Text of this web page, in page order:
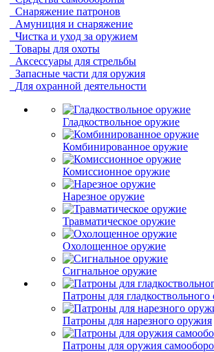
Снаряжение патронов
Амуниция и снаряжение
Чистка и уход за оружием
Товары для охоты
Аксессуары для стрельбы
Запасные части для оружия
Для охранной деятельности
Гладкоствольное оружие
Комбинированное оружие
Комиссионное оружие
Нарезное оружие
Травматическое оружие
Охолощенное оружие
Сигнальное оружие
Патроны для
Патроны для нарезного оружия
Патроны для оружия